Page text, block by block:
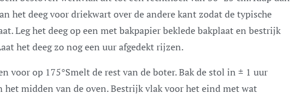
het deeg voor driekwart over de andere kant zodat de typische
Leg het deeg op een met bakpapier beklede bakplaat en bestrijk
het deeg zo nog een uur afgedekt rijzen.
voor op 175°Smelt de rest van de boter. Bak de stol in ± 1 uur
het midden van de oven. Bestrijk vlak voor het eind met wat